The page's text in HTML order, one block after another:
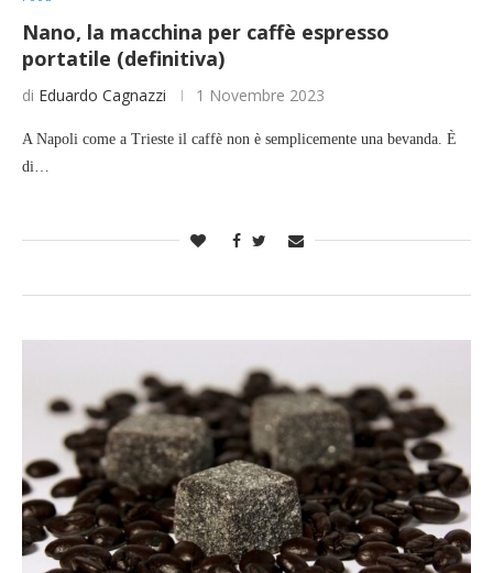
Nano, la macchina per caffè espresso
portatile (definitiva)
di Eduardo Cagnazzi 1 Novembre 2023
A Napoli come a Trieste il caffè non è semplicemente una bevanda. È
di…